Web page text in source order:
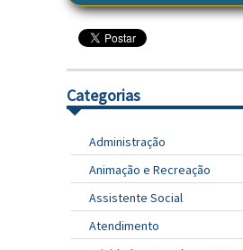
Categorias
Administração
Animação e Recreação
Assistente Social
Atendimento